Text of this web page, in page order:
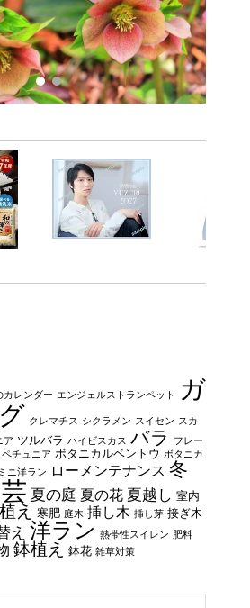
カレンダー エンジェルストランペット
ガ
クレマチス シクラメン スイセン スカ
ア ツルバラ ハイビスカス バラ
フレー
ペチュニア ボタニカルベントウ ボタニカ
ミニ洋ラン ローメンテナンス 冬
夏の庭 夏の花 夏越し 室内
え 寒肥 庭木 挿し木 挿し芽 接ぎ木
え 洋ラン 熱帯性スイレン 肥料
鉢植え 鉢花 雑草対策